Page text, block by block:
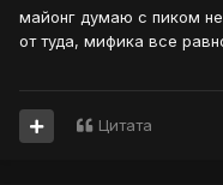
майонг думаю с пиком
от туда, мифика все
Цитата